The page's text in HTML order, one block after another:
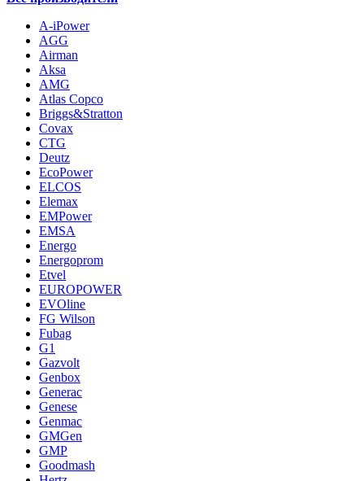
A-iPower
AGG
Airman
Aksa
AMG
Atlas Copco
Briggs&Stratton
Covax
CTG
Deutz
EcoPower
ELCOS
Elemax
EMPower
EMSA
Energo
Energoprom
Etvel
EUROPOWER
EVOline
FG Wilson
Fubag
G1
Gazvolt
Genbox
Generac
Genese
Genmac
GMGen
GMP
Goodmash